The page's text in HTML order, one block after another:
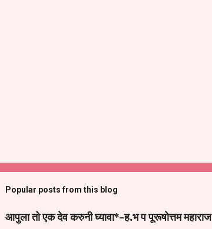
Popular posts from this blog
आपुला तो एक देव करुनी घ्यावा*-ह.भ प पूरूषोत्तम महाराज